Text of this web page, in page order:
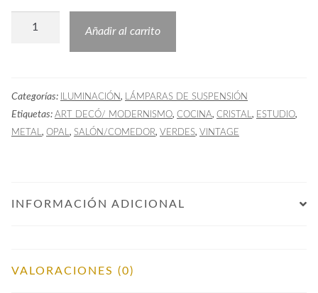
Lámpara
Añadir al carrito
Categorías: ILUMINACIÓN, LÁMPARAS DE SUSPENSIÓN
Etiquetas: ART DECÓ/ MODERNISMO, COCINA, CRISTAL , ESTUDIO,
METAL , OPAL , SALÓN/COMEDOR, VERDES, VINTAGE
INFORMACIÓN ADICIONAL
VALORACIONES (0)